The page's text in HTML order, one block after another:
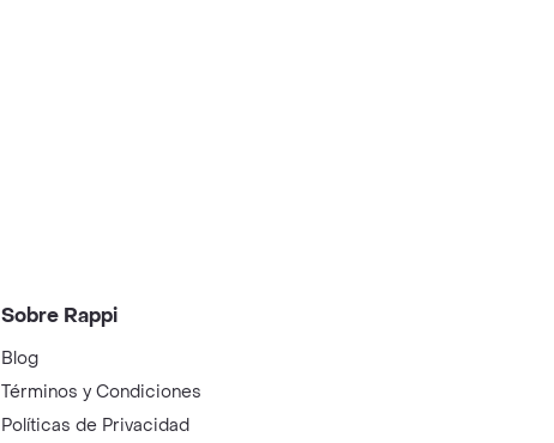
Sobre Rappi
Blog
Términos y Condiciones
Políticas de Privacidad